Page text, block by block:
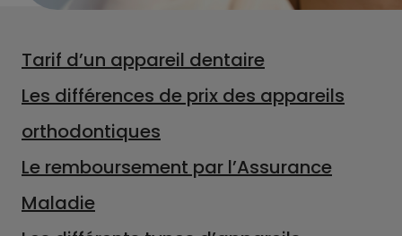
Tarif d’un appareil dentaire
Les différences de prix des appareils
orthodontiques
Le remboursement par l’Assurance
Maladie